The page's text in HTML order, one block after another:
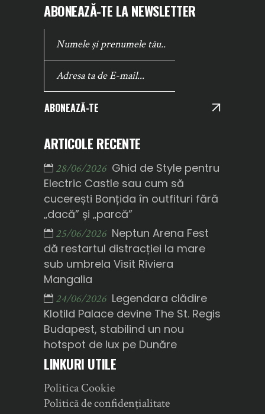
ABONEAZĂ-TE LA NEWSLETTER
ABONEAZĂ-TE
ARTICOLE RECENTE
28/06/2026 Ghid de Style pentru
Electric Castle sau cum să
cucerești Bonțida în outfituri fără
„dacă” și „parcă”
25/06/2026 Neptun Arena Fest
dă restartul distracției la mare
sub umbrela Visit Riviera
Mangalia
24/06/2026 Legendara clădire
Klotild Palace devine The St. Regis
Budapest, stabilind un nou
hotspot de lux pe Dunăre
LINKURI UTILE
Politica Cookie
Politică de confidențialitate